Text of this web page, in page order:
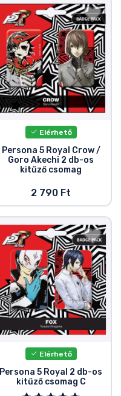
Elérhető
Persona 5 Royal Crow /
Goro Akechi 2 db-os
kitűző csomag
2 790 Ft
Elérhető
Persona 5 Royal 2 db-os
kitűző csomag C